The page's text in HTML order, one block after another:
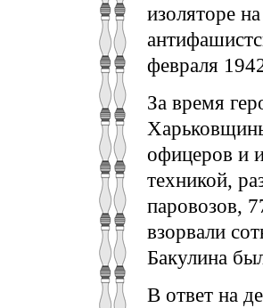
изоляторе
февраля
За время
офицеров и
техникой,
паровозов,
взорвали
Бакулина
В ответ на